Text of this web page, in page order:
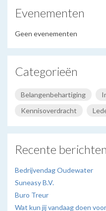
Evenementen
Geen evenementen
Categorieën
Belangenbehartiging
Kennisoverdracht
Recente berichten
Bedrijvendag Oudewater
Suneasy B.V.
Buro Treur
Wat kun jij vandaag doen